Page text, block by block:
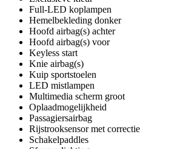
Full-LED koplampen
Hemelbekleding donker
Hoofd airbag(s) achter
Hoofd airbag(s) voor
Keyless start
Knie airbag(s)
Kuip sportstoelen
LED mistlampen
Multimedia scherm groot
Oplaadmogelijkheid
Passagiersairbag
Rijstrooksensor met correctie
Schakelpaddles